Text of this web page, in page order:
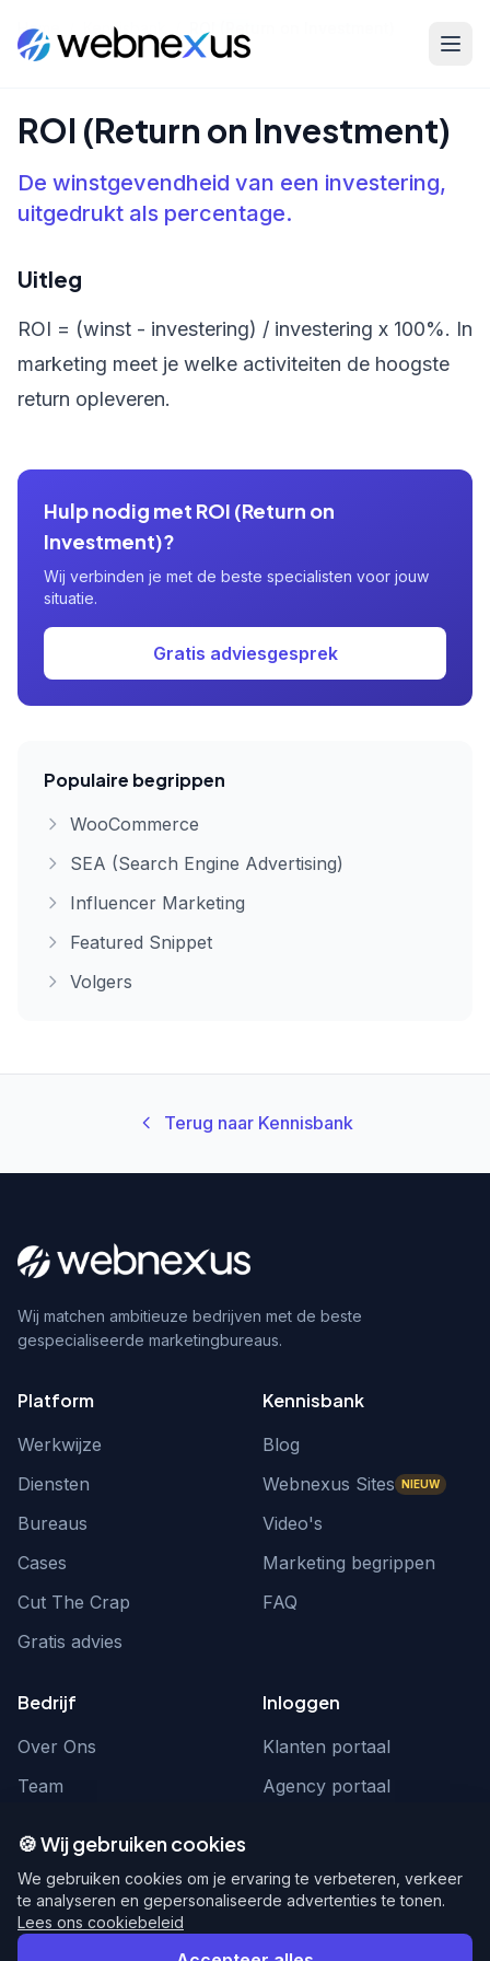
Home Kennisbank ROI (Return on Investment)
ROI (Return on Investment)
De winstgevendheid van een investering,
uitgedrukt als percentage.
Uitleg
ROI = (winst - investering) / investering x 100%. In
marketing meet je welke activiteiten de hoogste
return opleveren.
Hulp nodig met ROI (Return on
Investment)?
Wij verbinden je met de beste specialisten voor jouw
situatie.
Gratis adviesgesprek
Populaire begrippen
WooCommerce
SEA (Search Engine Advertising)
Influencer Marketing
Featured Snippet
Volgers
Terug naar Kennisbank
Wij matchen ambitieuze bedrijven met de beste
gespecialiseerde marketingbureaus.
Platform
Werkwijze
Diensten
Bureaus
Cases
Cut The Crap
Gratis advies
Kennisbank
Blog
Webnexus Sites NIEUW
Video's
Marketing begrippen
FAQ
Bedrijf
Over Ons
Team
Inloggen
Klanten portaal
Agency portaal
hello@webnexus.nl
085 004 1875
🍪 Wij gebruiken cookies
We gebruiken cookies om je ervaring te verbeteren, verkeer
te analyseren en gepersonaliseerde advertenties te tonen.
Lees ons cookiebeleid